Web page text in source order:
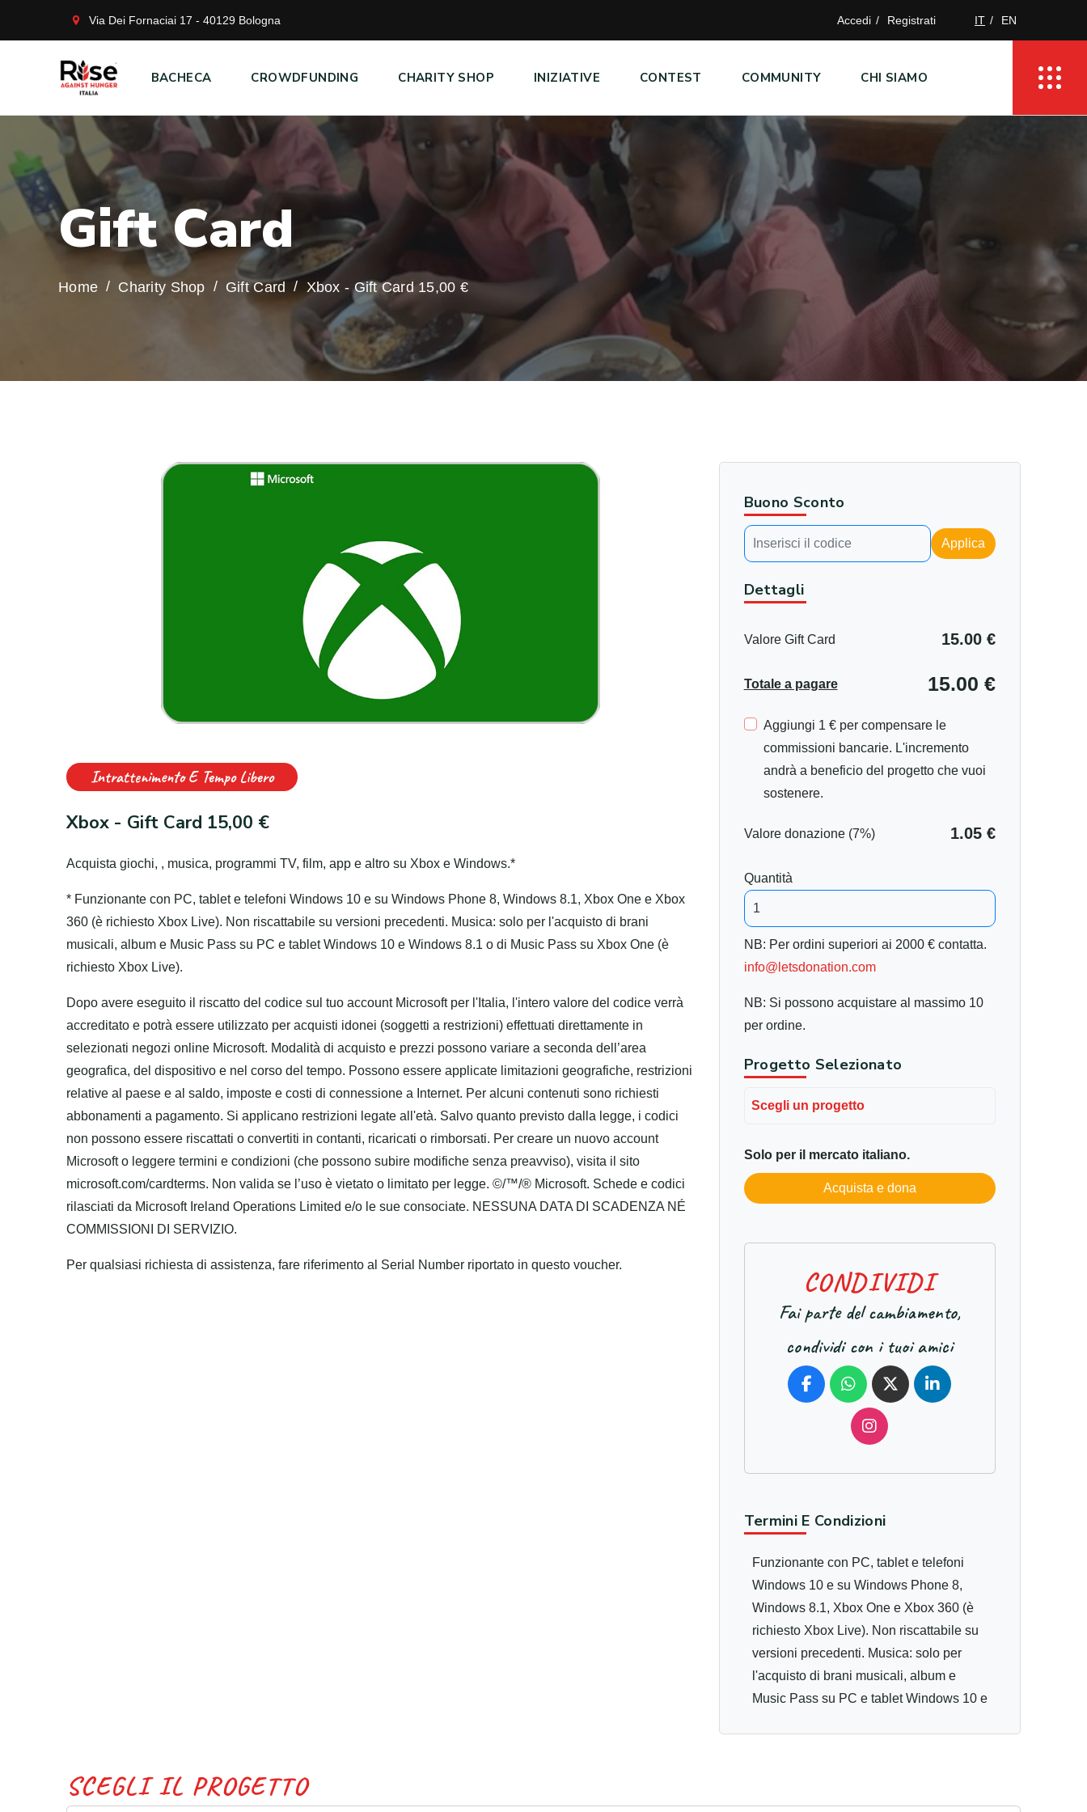
Via Dei Fornaciai 17 - 40129 Bologna Accedi Registrati IT EN
BACHECA CROWDFUNDING CHARITY SHOP INIZIATIVE CONTEST COMMUNITY CHI SIAMO
Gift Card
Home Charity Shop Gift Card Xbox - Gift Card 15,00 €
Intrattenimento E Tempo Libero
Xbox - Gift Card 15,00 €
Acquista giochi, , musica, programmi TV, film, app e altro su Xbox e Windows.*
* Funzionante con PC, tablet e telefoni Windows 10 e su Windows Phone 8, Windows 8.1, Xbox One e Xbox
360 (è richiesto Xbox Live). Non riscattabile su versioni precedenti. Musica: solo per l'acquisto di brani
musicali, album e Music Pass su PC e tablet Windows 10 e Windows 8.1 o di Music Pass su Xbox One (è
richiesto Xbox Live).
Dopo avere eseguito il riscatto del codice sul tuo account Microsoft per l'Italia, l'intero valore del codice verrà
accreditato e potrà essere utilizzato per acquisti idonei (soggetti a restrizioni) effettuati direttamente in
selezionati negozi online Microsoft. Modalità di acquisto e prezzi possono variare a seconda dell’area
geografica, del dispositivo e nel corso del tempo. Possono essere applicate limitazioni geografiche, restrizioni
relative al paese e al saldo, imposte e costi di connessione a Internet. Per alcuni contenuti sono richiesti
abbonamenti a pagamento. Si applicano restrizioni legate all'età. Salvo quanto previsto dalla legge, i codici
non possono essere riscattati o convertiti in contanti, ricaricati o rimborsati. Per creare un nuovo account
Microsoft o leggere termini e condizioni (che possono subire modifiche senza preavviso), visita il sito
microsoft.com/cardterms. Non valida se l’uso è vietato o limitato per legge. ©/™/® Microsoft. Schede e codici
rilasciati da Microsoft Ireland Operations Limited e/o le sue consociate. NESSUNA DATA DI SCADENZA NÉ
COMMISSIONI DI SERVIZIO.
Per qualsiasi richiesta di assistenza, fare riferimento al Serial Number riportato in questo voucher.
Buono Sconto
Applica
Dettagli
Valore Gift Card 15.00 €
Totale a pagare 15.00 €
Aggiungi 1 € per compensare le
commissioni bancarie. L'incremento
andrà a beneficio del progetto che vuoi
sostenere.
Valore donazione (7%) 1.05 €
Quantità
NB: Per ordini superiori ai 2000 € contatta.
info@letsdonation.com
NB: Si possono acquistare al massimo 10
per ordine.
Progetto Selezionato
Scegli un progetto
Solo per il mercato italiano.
Acquista e dona
CONDIVIDI
Fai parte del cambiamento,
condividi con i tuoi amici
Termini E Condizioni
Funzionante con PC, tablet e telefoni
Windows 10 e su Windows Phone 8,
Windows 8.1, Xbox One e Xbox 360 (è
richiesto Xbox Live). Non riscattabile su
versioni precedenti. Musica: solo per
l'acquisto di brani musicali, album e
Music Pass su PC e tablet Windows 10 e
SCEGLI IL PROGETTO